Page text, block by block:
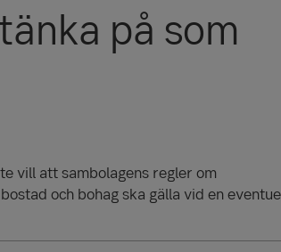
på som
vill att sambolagens regler om
och bohag ska gälla vid en